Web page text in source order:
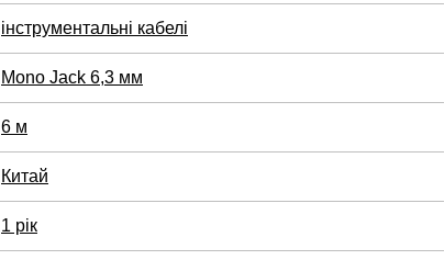
інструментальні кабелі
Mono Jack 6,3 мм
6 м
Китай
1 рік